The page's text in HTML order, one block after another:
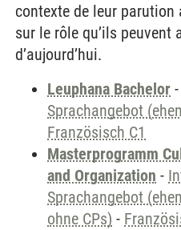
contexte de leur
sur le rôle qu’ils peuvent
d’aujourd’hui.
Leuphana Bachelor -
Sprachangebot
Französisch C1
Masterprogramm
and Organization -
Sprachangebot
ohne CPs) -